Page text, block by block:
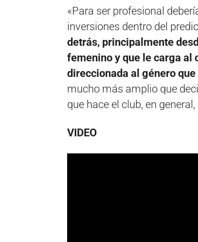
«Para ser profesional
inversiones dentro del
detrás, principalmente
femenino y que le carga al
direccionada al género
mucho más amplio que
que hace el club, en
VIDEO